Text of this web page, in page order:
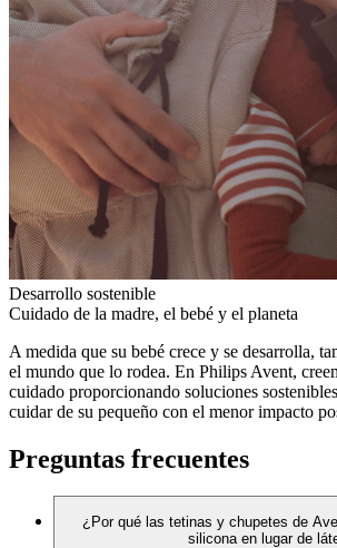
Desarrollo sostenible
Cuidado de la madre, el bebé y el planeta
A medida que su bebé crece y se desarrolla,
el mundo que lo rodea. En Philips Avent,
cuidado proporcionando soluciones
cuidar de su pequeño con el menor impacto
Preguntas frecuentes
¿Por qué las tetinas y chupetes de
silicona en lugar de